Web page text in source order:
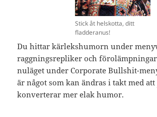
Stick åt helskotta, ditt
fladderanus!
Du hittar kärlekshumorn under
raggningsrepliker och
nuläget under Corporate Bullshit-
är något som kan ändras i takt med att
konverterar mer elak humor.